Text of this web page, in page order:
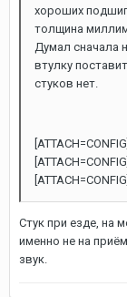
хороших
толщина
Думал сначала
втулку
стуков нет.
Стук при езде, на
именно не на
звук.